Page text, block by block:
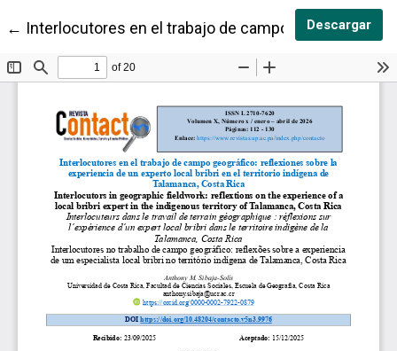
← Volver a los detalles del artículo
Interlocutores en el trabajo de campo geográfico
Descargar